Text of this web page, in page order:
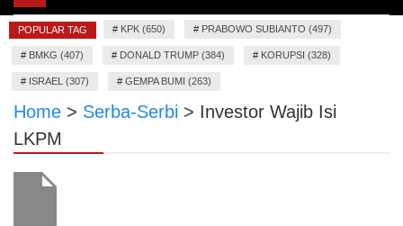
navigation
POPULAR TAG # KPK (650) # PRABOWO SUBIANTO (497)
# BMKG (407) # DONALD TRUMP (384) # KORUPSI (328)
# ISRAEL (307) # GEMPA BUMI (263)
Home > Serba-Serbi > Investor Wajib Isi
LKPM